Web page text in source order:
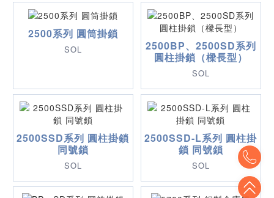
2500系列 圓筒掛鎖
SOL
2500BP、2500SD系列
圓柱掛鎖（樑長型）
SOL
2500SSD系列 圓柱掛鎖
同號鎖
SOL
2500SSD-L系列 圓柱掛
鎖 同號鎖
SOL